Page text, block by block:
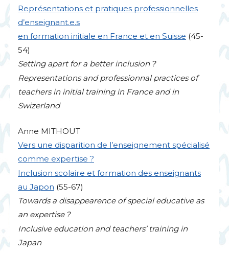
Représentations et pratiques professionnelles
d’enseignant.e.s
en formation initiale en France et en Suisse (45-
54)
Setting apart for a better inclusion ?
Representations and professionnal practices of
teachers in initial training in France and in
Swizerland
Anne MITHOUT
Vers une disparition de l’enseignement spécialisé
comme expertise ?
Inclusion scolaire et formation des enseignants
au Japon (55-67)
Towards a disappearence of special educative as
an expertise ?
Inclusive education and teachers’ training in
Japan